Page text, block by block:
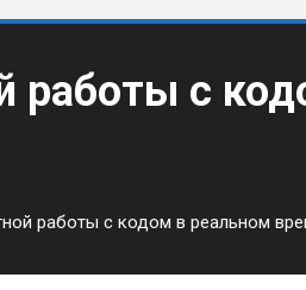
работы с
работы с кодом в реальном